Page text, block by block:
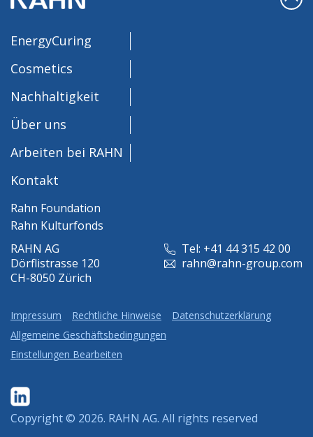
RAHN AG
Dörflistrasse 120
CH-8050 Zürich
Tel: +41 44 315 42 00
rahn@rahn-group.com
EnergyCuring
Cosmetics
Nachhaltigkeit
Über uns
Arbeiten bei RAHN
Kontakt
Rahn Foundation
Rahn Kulturfonds
Impressum Rechtliche Hinweise
Datenschutzerklärung
Allgemeine Geschäftsbedingungen
Einstellungen Bearbeiten
Copyright © 2026. RAHN AG. All rights reserved